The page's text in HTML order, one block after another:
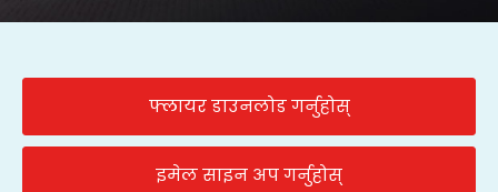
फ्लायर डाउनलोड गर्नुहोस्
इमेल साइन अप गर्नुहोस्